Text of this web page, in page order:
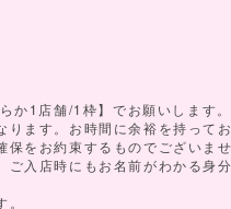
か 1 店舗/1 枠】でお願いします。
ります。お時間に余裕を持って
保をお約束するものでございませ
ご入店時にもお名前がわかる身